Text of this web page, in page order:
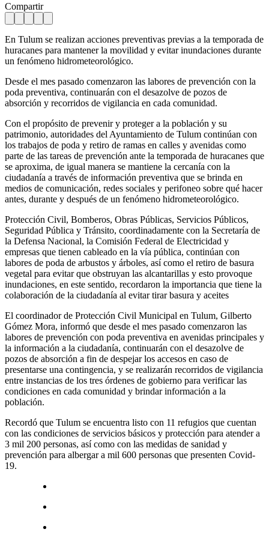
Compartir
En Tulum se realizan acciones preventivas previas a la temporada de
huracanes para mantener la movilidad y evitar inundaciones durante
un fenómeno hidrometeorológico.
Desde el mes pasado comenzaron las labores de prevención con la
poda preventiva, continuarán con el desazolve de pozos de
absorción y recorridos de vigilancia en cada comunidad.
Con el propósito de prevenir y proteger a la población y su
patrimonio, autoridades del Ayuntamiento de Tulum continúan con
los trabajos de poda y retiro de ramas en calles y avenidas como
parte de las tareas de prevención ante la temporada de huracanes que
se aproxima, de igual manera se mantiene la cercanía con la
ciudadanía a través de información preventiva que se brinda en
medios de comunicación, redes sociales y perifoneo sobre qué hacer
antes, durante y después de un fenómeno hidrometeorológico.
Protección Civil, Bomberos, Obras Públicas, Servicios Públicos,
Seguridad Pública y Tránsito, coordinadamente con la Secretaría de
la Defensa Nacional, la Comisión Federal de Electricidad y
empresas que tienen cableado en la vía pública, continúan con
labores de poda de arbustos y árboles, así como el retiro de basura
vegetal para evitar que obstruyan las alcantarillas y esto provoque
inundaciones, en este sentido, recordaron la importancia que tiene la
colaboración de la ciudadanía al evitar tirar basura y aceites
El coordinador de Protección Civil Municipal en Tulum, Gilberto
Gómez Mora, informó que desde el mes pasado comenzaron las
labores de prevención con poda preventiva en avenidas principales y
la información a la ciudadanía, continuarán con el desazolve de
pozos de absorción a fin de despejar los accesos en caso de
presentarse una contingencia, y se realizarán recorridos de vigilancia
entre instancias de los tres órdenes de gobierno para verificar las
condiciones en cada comunidad y brindar información a la
población.
Recordó que Tulum se encuentra listo con 11 refugios que cuentan
con las condiciones de servicios básicos y protección para atender a
3 mil 200 personas, así como con las medidas de sanidad y
prevención para albergar a mil 600 personas que presenten Covid-
19.